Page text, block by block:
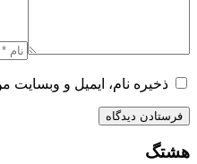
ذخیره نام، ایمیل و وبسایت
هشتگ